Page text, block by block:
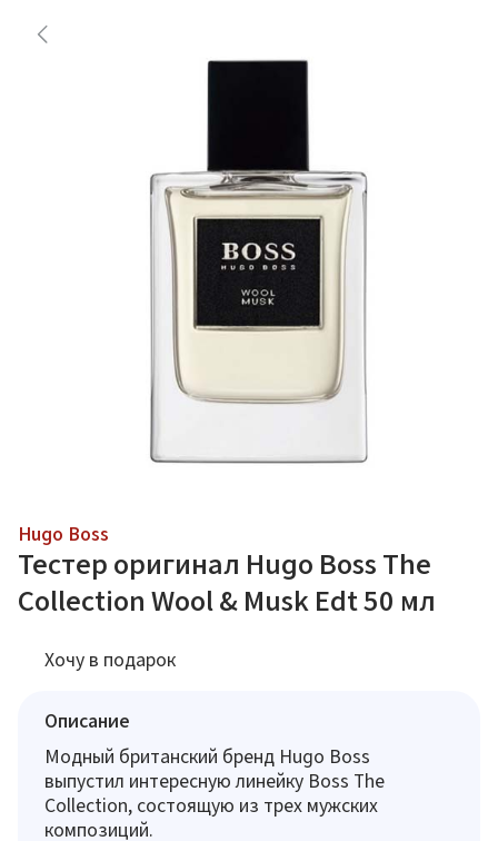
Hugo Boss
Тестер оригинал Hugo Boss The
Collection Wool & Musk Edt 50 мл
Хочу в подарок
Описание
Модный британский бренд Hugo Boss
выпустил интересную линейку Boss The
Collection, состоящую из трех мужских
композиций.